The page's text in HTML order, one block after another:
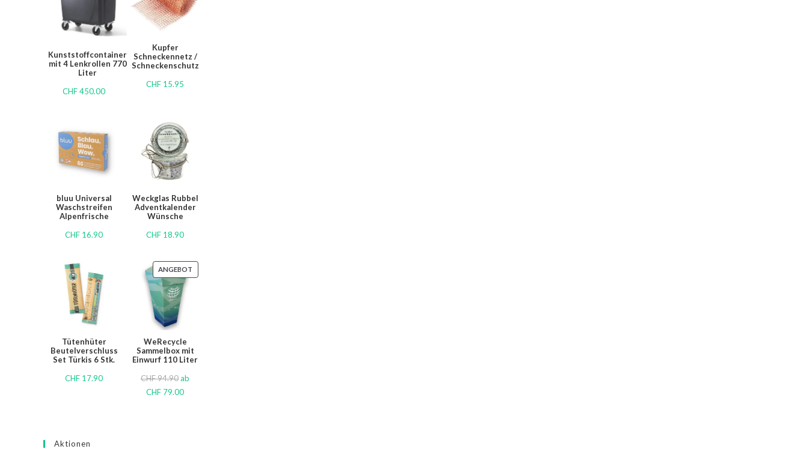
Kunststoffcontainer
mit 4 Lenkrollen 770
Liter
CHF450.00
Kupfer
Schneckennetz /
Schneckenschutz
CHF 15.95
bluu Universal
Waschstreifen
Alpenfrische
CHF 16.90
Weckglas Rubbel
Adventkalender
Wünsche
CHF 18.90
Tütenhüter
Beutelverschluss
Set Türkis 6 Stk.
CHF 17.90
ANGEBOT
WeRecycle
Sammelbox mit
Einwurf 110 Liter
CHF94.90ab
CHF 79.00
Aktionen